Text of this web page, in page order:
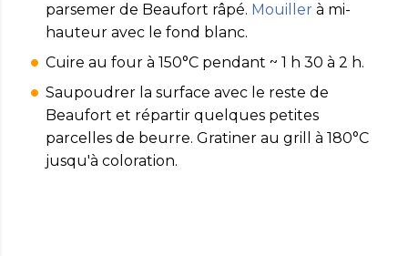
parsemer de Beaufort râpé. Mouiller à mi-
hauteur avec le fond blanc.
Cuire au four à 150°C pendant ~ 1 h 30 à 2 h.
Saupoudrer la surface avec le reste de
Beaufort et répartir quelques petites
parcelles de beurre. Gratiner au grill à 180°C
jusqu'à coloration.